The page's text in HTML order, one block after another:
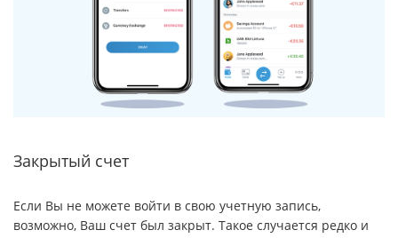
Закрытый счет
Если Вы не можете войти в свою учетную запись,
возможно, Ваш счет был закрыт. Такое случается редко и